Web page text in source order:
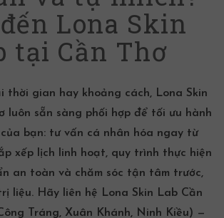
Lona Skin
tại Cần Thơ
thời gian hay khoảng cách, Lona Skin
luôn sẵn sàng phối hợp để tối ưu hành
bạn: tư vấn cá nhân hóa ngay từ
xếp lịch linh hoạt, quy trình thực hiện
an toàn và chăm sóc tận tâm trước,
liệu. Hãy liên hệ Lona Skin Lab Cần
Tráng, Xuân Khánh, Ninh Kiều) —